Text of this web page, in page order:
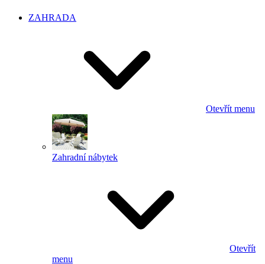
ZAHRADA
Otevřít menu
Zahradní nábytek
Otevřít
menu